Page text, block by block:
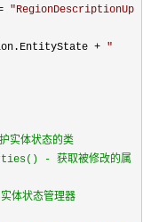
"RegionDescriptionUp
+ "
体状态的类
- 获取被修改的属
状态管理器